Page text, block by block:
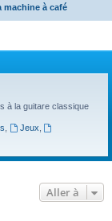
machine à café
à la guitare classique
Jeux
Aller à